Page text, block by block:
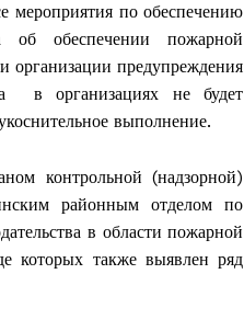
мероприятия по обеспечению
об обеспечении пожарной
организации предупреждения
в организациях не будет
выполнение.
контрольной (надзорной)
районным отделом по
в области пожарной
которых также выявлен ряд